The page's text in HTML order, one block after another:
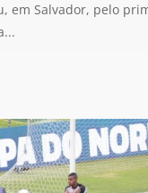
em Salvador, pelo